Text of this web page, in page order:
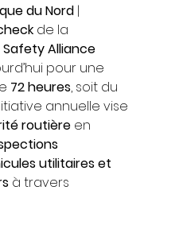
du Nord |
de la
Alliance
pour une
72 heures, soit du
annuelle vise
routière en
utilitaires et
à travers